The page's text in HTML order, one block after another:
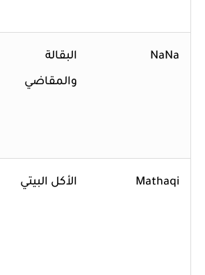
NaNa البقالة
والمقاضي
Mathaqi الأكل البيتي